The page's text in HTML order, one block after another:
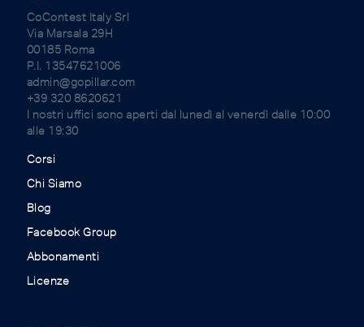
CoContest Italy Srl
Via Marsala 29H
00185 Roma
P.I. 13547621006
admin@gopillar.com
+39 320 8620621
I nostri uffici sono aperti dal lunedì al venerdì dalle 10:00
alle 19:30
Corsi
Chi Siamo
Blog
Facebook Group
Abbonamenti
Licenze